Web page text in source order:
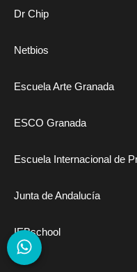
Dr Chip
Netbios
Escuela Arte Granada
ESCO Granada
Escuela Internacional de
Junta de Andalucía
IEBschool